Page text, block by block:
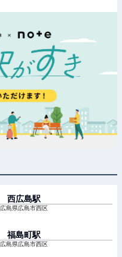
西広島駅
広島県広島市西区
福島町駅
広島県広島市西区